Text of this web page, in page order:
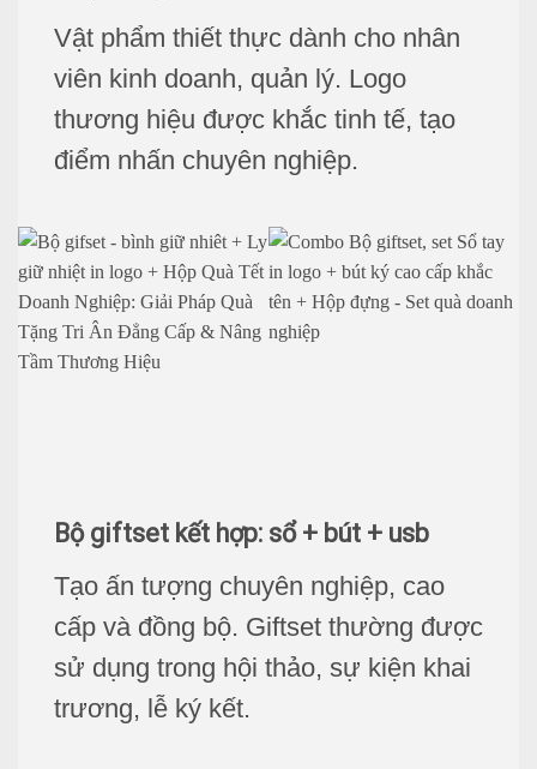
Vật phẩm thiết thực dành cho nhân
viên kinh doanh, quản lý. Logo
thương hiệu được khắc tinh tế, tạo
điểm nhấn chuyên nghiệp.
Bộ giftset kết hợp: sổ + bút + usb
Tạo ấn tượng chuyên nghiệp, cao
cấp và đồng bộ. Giftset thường được
sử dụng trong hội thảo, sự kiện khai
trương, lễ ký kết.